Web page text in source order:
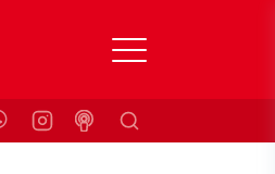
KrankenkasseSuchen